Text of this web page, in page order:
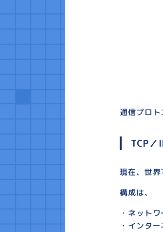
通信プロト
TCP／
現在、世
構成は、
・ネット
・インタ